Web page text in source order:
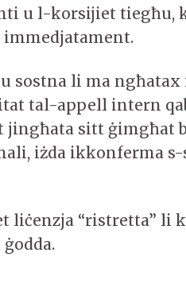
u l-korsijiet tiegħu,
sostna li ma
tal-appell intern
sitt ġimgħat
iżda ikkonferma s-
liċenzja “ristretta” li